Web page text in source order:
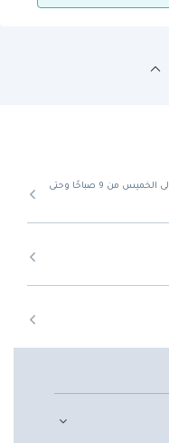
من الأحد إلى الخميس من 9 صباحًا وحتى